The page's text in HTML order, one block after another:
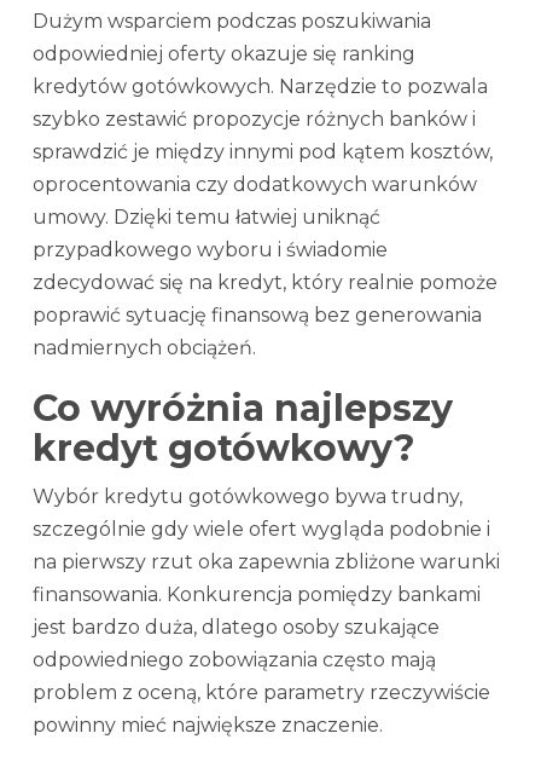
Dużym wsparciem podczas poszukiwania
odpowiedniej oferty okazuje się ranking
kredytów gotówkowych. Narzędzie to pozwala
szybko zestawić propozycje różnych banków i
sprawdzić je między innymi pod kątem kosztów,
oprocentowania czy dodatkowych warunków
umowy. Dzięki temu łatwiej uniknąć
przypadkowego wyboru i świadomie
zdecydować się na kredyt, który realnie pomoże
poprawić sytuację finansową bez generowania
nadmiernych obciążeń.
Co wyróżnia najlepszy
kredyt gotówkowy?
Wybór kredytu gotówkowego bywa trudny,
szczególnie gdy wiele ofert wygląda podobnie i
na pierwszy rzut oka zapewnia zbliżone warunki
finansowania. Konkurencja pomiędzy bankami
jest bardzo duża, dlatego osoby szukające
odpowiedniego zobowiązania często mają
problem z oceną, które parametry rzeczywiście
powinny mieć największe znaczenie.